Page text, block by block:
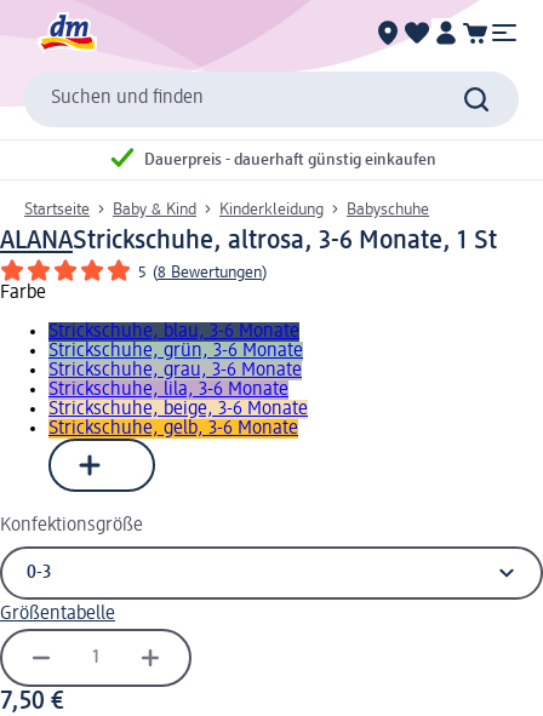
Suchen und finden
Dauerpreis - dauerhaft günstig einkaufen
Startseite Baby & Kind Kinderkleidung Babyschuhe
ALANAStrickschuhe, altrosa, 3-6 Monate, 1 St
5 (8 Bewertungen)
Farbe
Strickschuhe, blau, 3-6 Monate
Strickschuhe, grün, 3-6 Monate
Strickschuhe, grau, 3-6 Monate
Strickschuhe, lila, 3-6 Monate
Strickschuhe, beige, 3-6 Monate
Strickschuhe, gelb, 3-6 Monate
Konfektionsgröße
Größentabelle
7,50 €